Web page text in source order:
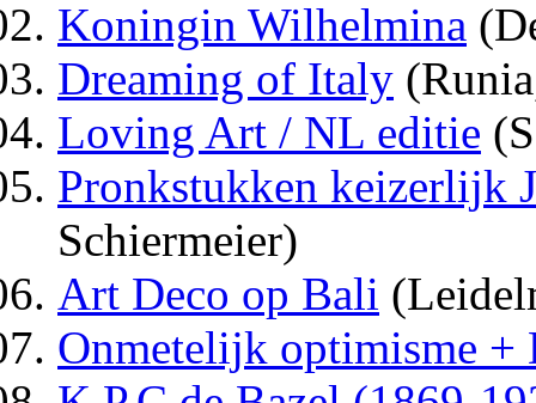
Koningin Wilhelmina
Dreaming of Italy
Loving Art / NL editie
Pronkstukken keizerlijk
Schiermeier)
Art Deco op Bali
Onmetelijk optimisme +